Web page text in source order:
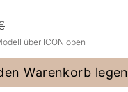
über ICON oben
Warenkorb legen